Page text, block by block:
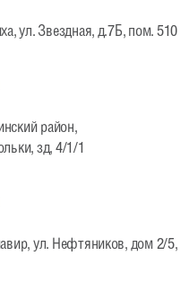
ул. Звездная, д.7Б, пом. 510
район,
зд, 4/1/1
ул. Нефтяников, дом 2/5,